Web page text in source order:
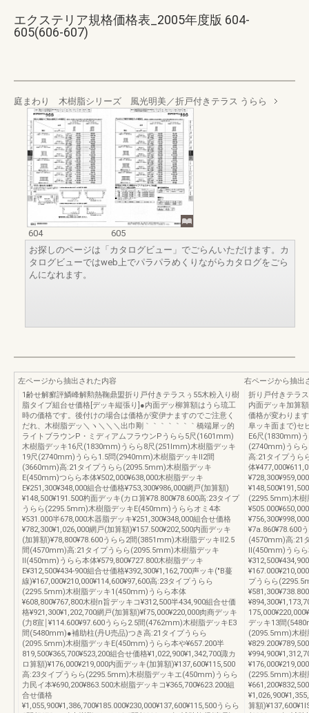
エクステリア規格価格表_2005年度版 604-
605(606-607)
庭まわり 木樹脂シリーズ 風光明美／折戸付きテラス うらら
604
605
お探しのページは「カタログビュー」でごらんいただけます。カ
タログビューではweb上でパラパラめくりながらカタログをごら
んになれます。
左ページから抽出された内容
1齢せ解癬評鱗峰解勲熱鞠鼎盟折り戸付きテラスぅ55木粉入り樹
脂タイプ組台せ価格[デッキ縦張り]●内面デッ柳算額はうら琉工
時の価格です。後付けの場合は価格が変伊ナますのでご注意く
だれ、木樹脂デッ＼ヽ＼＼＼出巾剛｀｀｀｀｀｀｀橋端犀ッ的
ライトブラウンP・ミディアムフラウンPうらら5尺(1601mm)
木樹脂デッキ16尺(1830mm)うらら8尺(251lmm)木樹脂デッキ
19尺(2740mm)うらら1.5問(2940mm)木樹脂デッキⅡ2間
(3660mm)高:21タイプうらら(2095.5mm)木樹脂デッキ
E(450mm)つらら本体¥502,000¥638,000木樹脂デッキ
E¥251,300¥348,000組合せ価格¥753,300¥986,000網戸(加算額)
¥148,500¥191.500杓面デッキ(カロ算¥78.800¥78.600高:23タイプ
うらら(2295.5mm)木樹脂デッキE(450mm)うららオミ4本
¥531.000半678,000木器脂デッキ¥251,300¥348,000組合せ価格
¥782,300¥1,026,000網戸(加算額)¥157.500¥202,500内面デッキ
(加算額)¥78,800¥78.600うらら2間(3851mm)木樹脂デッキⅡ2.5
間(4570mm)高:21タイプうらら(2095.5mm)木樹脂デッキ
Ⅱ(450mm)うらら本体¥579,800¥727.800木樹脂デッキ
E¥312,500¥434‐900組合せ価格¥392,300¥1,162,700声ッキ("B蔓
線)¥167,000¥210,000¥114,600¥97,600高:23タイプうらら
(2295.5mm)木樹脂デッキ1(450mm)うらら本体
¥608,800¥767,800木樹n旨デッキコ¥312,500半434,900組合せ価
格¥921,300¥1,202,700網戸(加算額)¥f75,000¥220,000肉商デッキ
(力8宣￨¥114.600¥97.600うらら2.5間(4762mm)木樹脂デッキE3
間(5480mm)●補助柱(丹U売品)つき高:21タイプうらら
(2095.5mm)木樹脂デッキE(450mm)うらら本や¥657.200半
819,500¥365,700¥523,200組合せ価格¥1,022,900¥1,342,700諏カ
ロ算額)¥176,000¥219,000内面デッキ(加算額)¥137,600¥115,500
高:23タイプうらら(2295.5mm)木樹脂デッキエ(450mm)うらら
力民イ本¥690,200¥863.500木樹脂デッキコ¥365,700¥623.200組
合せ価格
¥1,055,900¥1,386,700¥185.000¥230,000¥137,600¥115,500うらら
右ページから抽出
折り戸付きテラ
内面デッキ加算
価格が変わりま
阜ッキ面まで)セ
E6尺(1830mm)
(2740mm)うら
高:21タイプうら
体
(2295.5mm)木樹
¥7a.860¥78.600
(4570mm)高:21
Ⅱ(450mm)うら
プうらら
デッキ13間
(2095.5mm)木
(2295.5mm)木樹
算額